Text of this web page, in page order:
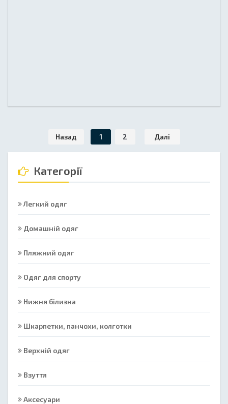
Назад 1 2 Далі
Категорії
Легкий одяг
Домашній одяг
Пляжний одяг
Одяг для спорту
Нижня білизна
Шкарпетки, панчохи, колготки
Верхній одяг
Взуття
Аксесуари